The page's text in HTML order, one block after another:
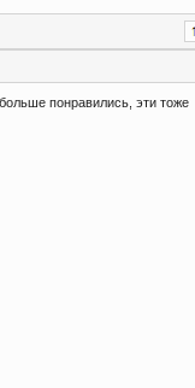
понравились, эти тоже